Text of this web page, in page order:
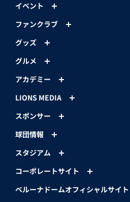
イベント
ファンクラブ
グッズ
グルメ
アカデミー
LIONS MEDIA
スポンサー
球団情報
スタジアム
コーポレートサイト
ベルーナドームオフィシャルサイト